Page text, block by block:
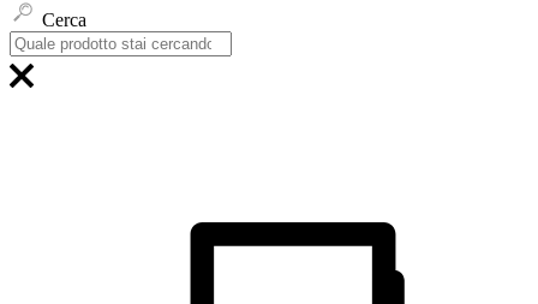
Cerca